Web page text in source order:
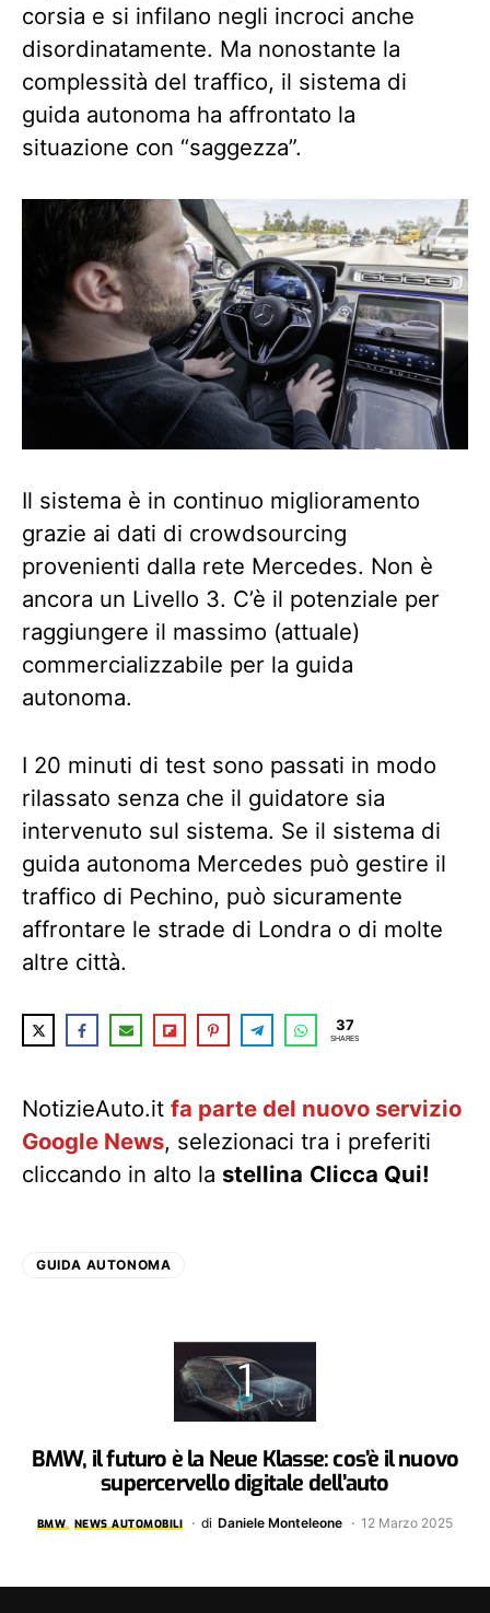
corsia e si infilano negli incroci anche
disordinatamente. Ma nonostante la
complessità del traffico, il sistema di
guida autonoma ha affrontato la
situazione con “saggezza”.
Il sistema è in continuo miglioramento
grazie ai dati di crowdsourcing
provenienti dalla rete Mercedes. Non è
ancora un Livello 3. C’è il potenziale per
raggiungere il massimo (attuale)
commercializzabile per la guida
autonoma.
I 20 minuti di test sono passati in modo
rilassato senza che il guidatore sia
intervenuto sul sistema. Se il sistema di
guida autonoma Mercedes può gestire il
traffico di Pechino, può sicuramente
affrontare le strade di Londra o di molte
altre città.
37
SHARES
NotizieAuto.it fa parte del nuovo servizio
Google News, selezionaci tra i preferiti
cliccando in alto la stellina Clicca Qui!
GUIDA AUTONOMA
BMW, il futuro è la Neue Klasse: cos’è il nuovo
supercervello digitale dell’auto
BMW NEWS AUTOMOBILI di Daniele Monteleone 12 Marzo 2025